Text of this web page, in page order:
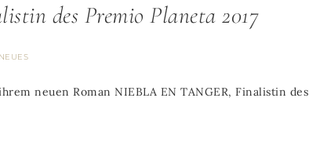
des Premio Planeta 2017
NEUES
neuen Roman NIEBLA EN TANGER, Finalistin des